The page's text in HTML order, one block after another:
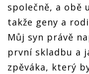
společně, a obě
takže geny a
Můj syn právě
první skladbu a
zpěváka, který